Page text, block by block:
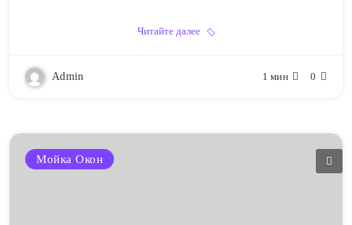
Читайте далее
Admin 1 мин 0
Мойка Окон